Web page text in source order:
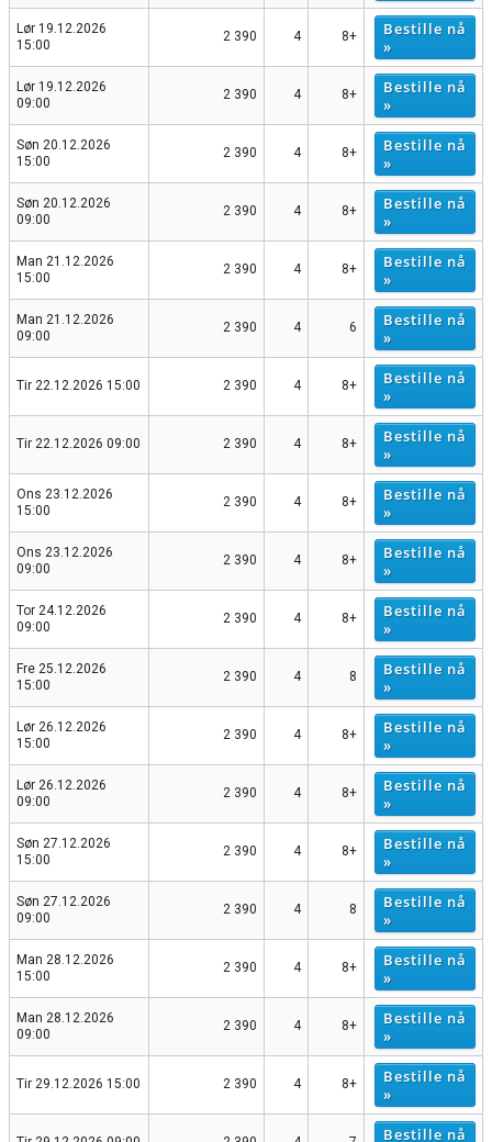
Lør 19.12.2026
15:00
2 390 4 8+
Bestille nå
»
Lør 19.12.2026
09:00
2 390 4 8+
Bestille nå
»
Søn 20.12.2026
15:00
2 390 4 8+
Bestille nå
»
Søn 20.12.2026
09:00
2 390 4 8+
Bestille nå
»
Man 21.12.2026
15:00
2 390 4 8+
Bestille nå
»
Man 21.12.2026
09:00
2 390 4 6
Bestille nå
»
Tir 22.12.2026 15:00 2 390 4 8+
Bestille nå
»
Tir 22.12.2026 09:00 2 390 4 8+
Bestille nå
»
Ons 23.12.2026
15:00
2 390 4 8+
Bestille nå
»
Ons 23.12.2026
09:00
2 390 4 8+
Bestille nå
»
Tor 24.12.2026
09:00
2 390 4 8+
Bestille nå
»
Fre 25.12.2026
15:00
2 390 4 8
Bestille nå
»
Lør 26.12.2026
15:00
2 390 4 8+
Bestille nå
»
Lør 26.12.2026
09:00
2 390 4 8+
Bestille nå
»
Søn 27.12.2026
15:00
2 390 4 8+
Bestille nå
»
Søn 27.12.2026
09:00
2 390 4 8
Bestille nå
»
Man 28.12.2026
15:00
2 390 4 8+
Bestille nå
»
Man 28.12.2026
09:00
2 390 4 8+
Bestille nå
»
Tir 29.12.2026 15:00 2 390 4 8+
Bestille nå
»
Bestille nå